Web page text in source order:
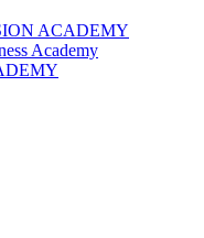
ACADEMY
Academy